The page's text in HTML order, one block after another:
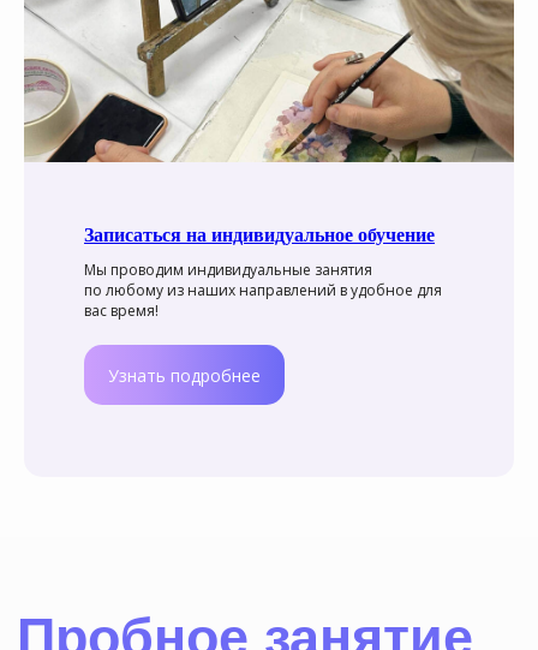
Записаться на индивидуальное обучение
Мы проводим индивидуальные занятия
по любому из наших направлений в удобное для
вас время!
Узнать подробнее